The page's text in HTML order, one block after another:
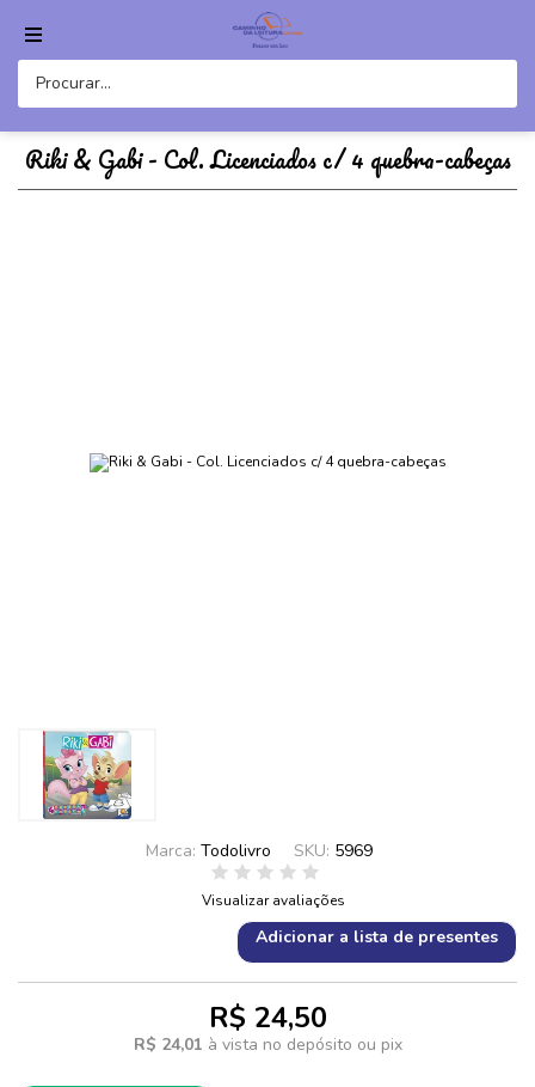
Riki & Gabi - Col. Licenciados c/ 4 quebra-cabeças
Marca: Todolivro SKU: 5969
Visualizar avaliações
Adicionar a lista de presentes
R$ 24,50
R$ 24,01 à vista no depósito ou pix